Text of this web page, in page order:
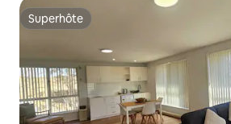
Superhôte
Superhôte